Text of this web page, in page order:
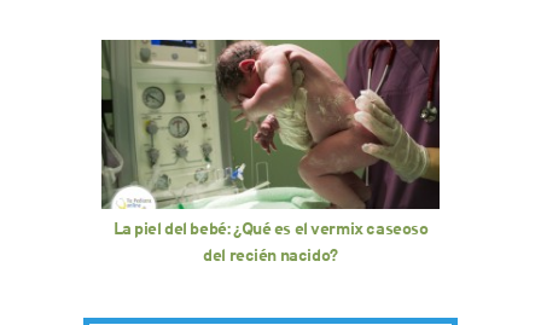
La piel del bebé: ¿Qué es el vermix caseoso
del recién nacido?